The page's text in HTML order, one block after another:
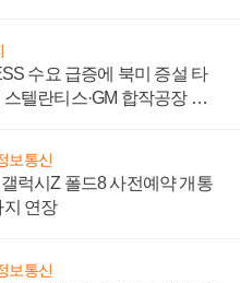
수요 급증에 북미 증설 타
스텔란티스·GM 합작공장 건
보통신
럭시Z 폴드8 사전예약 개통
연장
보통신